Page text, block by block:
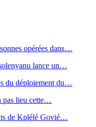
opérées dans…
lance un…
du déploiement du…
pas lieu cette…
de Kplélé Govié…